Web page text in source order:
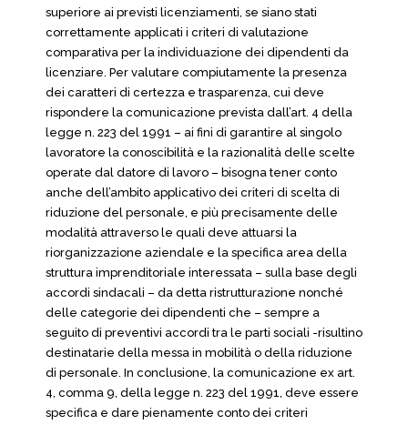
superiore ai previsti licenziamenti, se siano stati
correttamente applicati i criteri di valutazione
comparativa per la individuazione dei dipendenti da
licenziare. Per valutare compiutamente la presenza
dei caratteri di certezza e trasparenza, cui deve
rispondere la comunicazione prevista dall’art. 4 della
legge n. 223 del 1991 – ai fini di garantire al singolo
lavoratore la conoscibilità e la razionalità delle scelte
operate dal datore di lavoro – bisogna tener conto
anche dell’ambito applicativo dei criteri di scelta di
riduzione del personale, e più precisamente delle
modalità attraverso le quali deve attuarsi la
riorganizzazione aziendale e la specifica area della
struttura imprenditoriale interessata – sulla base degli
accordi sindacali – da detta ristrutturazione nonché
delle categorie dei dipendenti che – sempre a
seguito di preventivi accordi tra le parti sociali -risultino
destinatarie della messa in mobilità o della riduzione
di personale. In conclusione, la comunicazione ex art.
4, comma 9, della legge n. 223 del 1991, deve essere
specifica e dare pienamente conto dei criteri